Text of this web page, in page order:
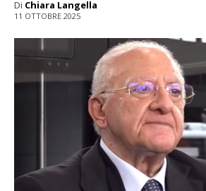
Di Chiara Langella
11 OTTOBRE 2025